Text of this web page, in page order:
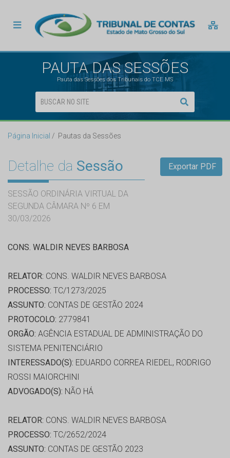
PAUTA DAS SESSÕES
Pauta das Sessões dos Tribunais do TCE MS
Página Inicial Pautas da Sessões
Detalhe da Sessão
SESSÃO ORDINÁRIA VIRTUAL DA
SEGUNDA CÂMARA Nº 6 EM
30/03/2026
Exportar PDF
CONS. WALDIR NEVES BARBOSA
RELATOR: CONS. WALDIR NEVES BARBOSA
PROCESSO: TC/1273/2025
ASSUNTO: CONTAS DE GESTÃO 2024
PROTOCOLO: 2779841
ORGÃO: AGÊNCIA ESTADUAL DE ADMINISTRAÇÃO DO
SISTEMA PENITENCIÁRIO
INTERESSADO(S): EDUARDO CORREA RIEDEL, RODRIGO
ROSSI MAIORCHINI
ADVOGADO(S): NÃO HÁ
RELATOR: CONS. WALDIR NEVES BARBOSA
PROCESSO: TC/2652/2024
ASSUNTO: CONTAS DE GESTÃO 2023